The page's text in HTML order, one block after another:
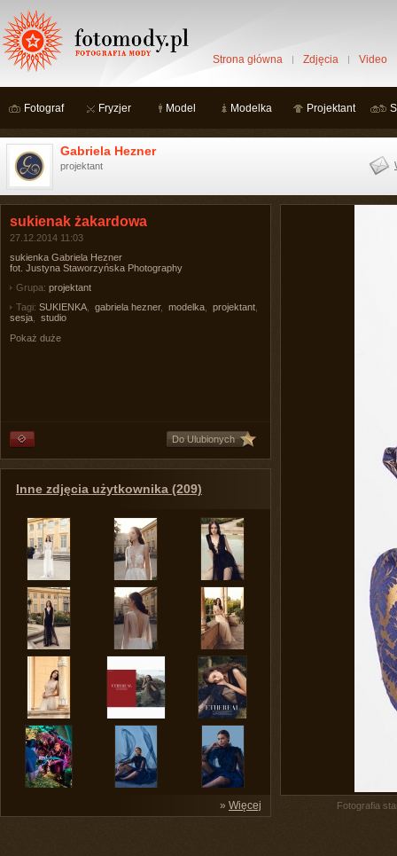
Strona główna Zdjęcia Video
Fotograf Fryzjer Model Modelka Projektant
Gabriela Hezner
projektant
sukienak żakardowa
27.12.2014 11:03
sukienka Gabriela Hezner
fot. Justyna Staworzyńska Photography
Grupa: projektant
Tagi: SUKIENKA gabriela hezner, modelka projektant
sesja
studio
Pokaż duże
Do Ulubionych
Inne zdjęcia użytkownika (209)
» Więcej Fotografia